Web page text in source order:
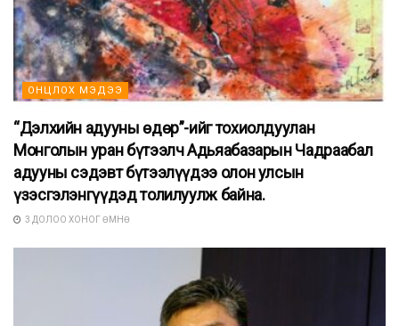
ОНЦЛОХ МЭДЭЭ
“Дэлхийн адууны өдөр”-ийг тохиолдуулан
Монголын уран бүтээлч Адьяабазарын Чадраабал
адууны сэдэвт бүтээлүүдээ олон улсын
үзэсгэлэнгүүдэд толилуулж байна.
3 ДОЛОО ХОНОГ ӨМНӨ